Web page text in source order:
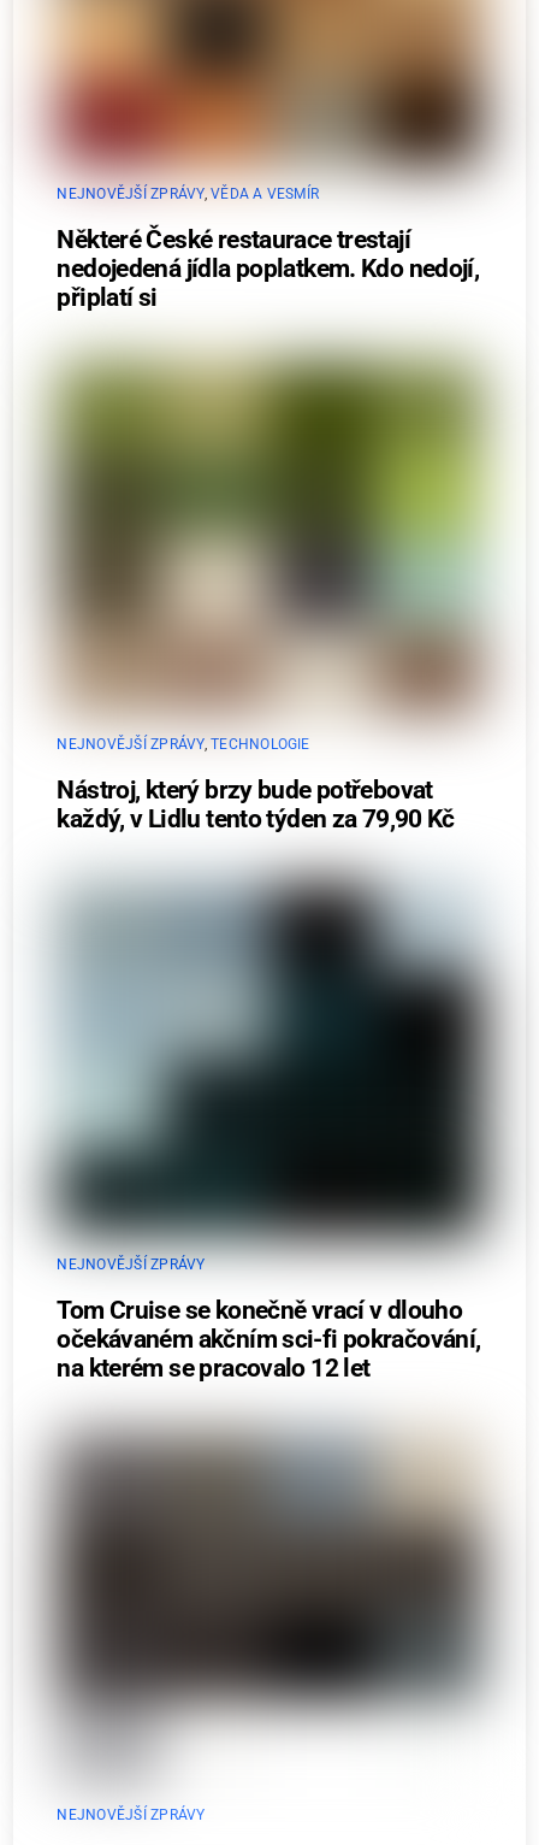
NEJNOVĚJŠÍ ZPRÁVY,VĚDA A VESMÍR
Některé České restaurace trestají
nedojedená jídla poplatkem. Kdo nedojí,
připlatí si
NEJNOVĚJŠÍ ZPRÁVY,TECHNOLOGIE
Nástroj, který brzy bude potřebovat
každý, v Lidlu tento týden za 79,90 Kč
NEJNOVĚJŠÍ ZPRÁVY
Tom Cruise se konečně vrací v dlouho
očekávaném akčním sci-fi pokračování,
na kterém se pracovalo 12 let
NEJNOVĚJŠÍ ZPRÁVY